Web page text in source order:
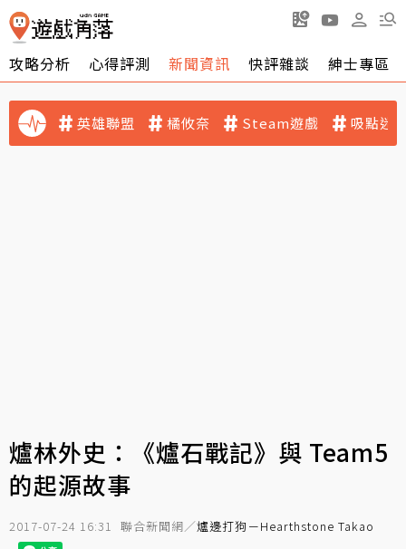
攻略分析 心得評測 新聞資訊 快評雜談 紳士專區
英雄聯盟 橘攸奈 Steam遊戲 吸點迷
爐林外史：《爐石戰記》與 Team5
的起源故事
2017-07-24 16:31 聯合新聞網／爐邊打狗－Hearthstone Takao